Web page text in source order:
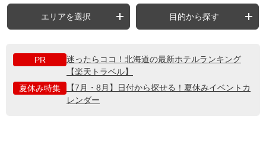
エリアを選択 目的から探す
PR
迷ったらココ！北海道の最新ホテルランキング
【楽天トラベル】
夏休み特集
【7月・8月】日付から探せる！夏休みイベントカ
レンダー